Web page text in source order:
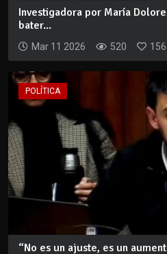
Investigadora por María
bater...
Mar 11 2026 520 156
POLÍTICA
“No es un ajuste, es un